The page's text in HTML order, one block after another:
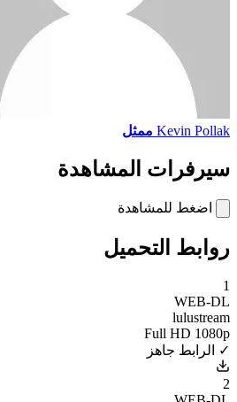
Kevin Pollak ممثل
سيرفرات المشاهدة
اضغط للمشاهدة
روابط التحميل
1
WEB-DL
lulustream
Full HD 1080p
✓ الرابط جاهز
2